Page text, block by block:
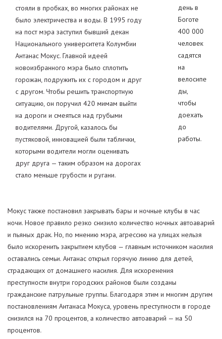
стояли в пробках, во многих районах не
было электричества и воды. В 1995 году
на пост мэра заступил бывший декан
Национального университета Колумбии
Антанас Мокус. Главной идеей
новоизбранного мэра было сплотить
горожан, подружить их с городом и друг
с другом. Чтобы решить транспортную
ситуацию, он поручил 420 мимам выйти
на дороги и смеяться над грубыми
водителями. Другой, казалось бы
пустяковой, инновацией были таблички,
которыми водители могли оценивать
друг друга — таким образом на дорогах
стало меньше грубости и ругани.
день в
Боготе
400 000
человек
садятся
на
велосипе
ды,
чтобы
доехать
до
работы.
Мокус также постановил закрывать бары и ночные клубы в час
ночи. Новое правило резко снизило количество ночных автоаварий
и пьяных драк. Но, по мнению мэра, агрессию на улицах нельзя
было искоренить закрытием клубов — главным источником насилия
оставались семьи. Антанас открыл горячую линию для детей,
страдающих от домашнего насилия. Для искоренения
преступности внутри городских районов были созданы
гражданские патрульные группы. Благодаря этим и многим другим
постановлениям Антанаса Мокуса, уровень преступности в городе
снизился на 70 процентов, а количество автоаварий — на 50
процентов.